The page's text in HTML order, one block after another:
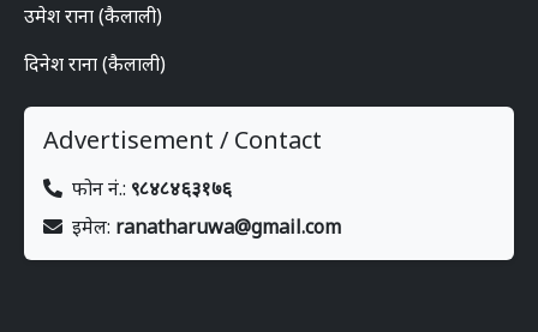
उमेश राना (कैलाली)
दिनेश राना (कैलाली)
Advertisement / Contact
फोन नं.: ९८४८४६३१७६
इमेल: ranatharuwa@gmail.com